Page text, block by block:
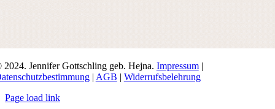
2024. Jennifer Gottschling geb. Hejna. Impressum|
| AGB | Widerrufsbelehrung
Page load link